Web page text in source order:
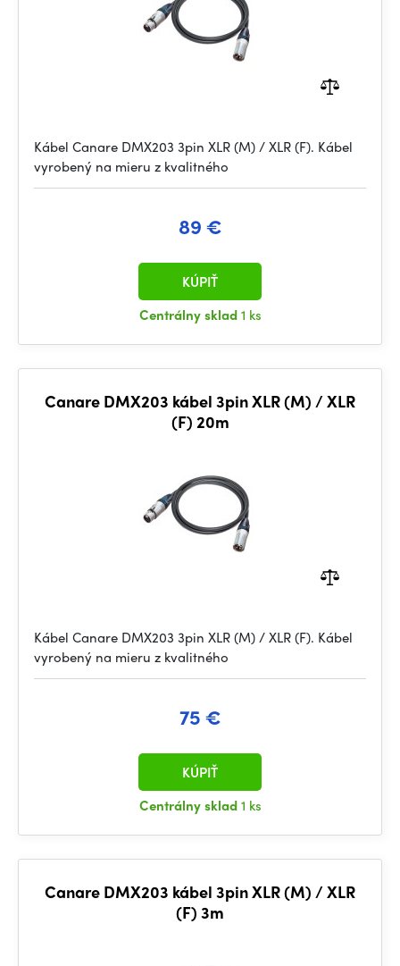
Kábel Canare DMX203 3pin XLR (M) / XLR (F). Kábel
vyrobený na mieru z kvalitného
89 €
Centrálny sklad1 ks
KÚPIŤ
Canare DMX203 kábel 3pin XLR (M) / XLR
(F) 20m
Kábel Canare DMX203 3pin XLR (M) / XLR (F). Kábel
vyrobený na mieru z kvalitného
75 €
Centrálny sklad1 ks
KÚPIŤ
Canare DMX203 kábel 3pin XLR (M) / XLR
(F) 3m